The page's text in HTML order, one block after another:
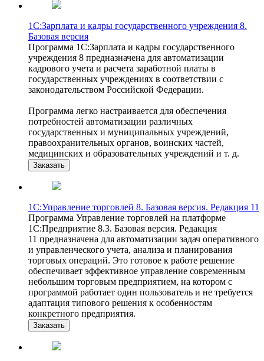
1С:Зарплата и кадры государственного учреждения 8.
Базовая версия
Программа 1С:Зарплата и кадры государственного
учреждения 8 предназначена для автоматизации
кадрового учета и расчета заработной платы в
государственных учреждениях в соответствии с
законодательством Российской Федерации.
Программа легко настраивается для обеспечения
потребностей автоматизации различных
государственных и муниципальных учреждений,
правоохранительных органов, воинских частей,
медицинских и образовательных учреждений и т. д.
Заказать
1С:Управление торговлей 8. Базовая версия. Редакция 11
Программа Управление торговлей на платформе
1С:Предприятие 8.3. Базовая версия. Редакция
11 предназначена для автоматизации задач оперативного
и управленческого учета, анализа и планирования
торговых операций. Это готовое к работе решение
обеспечивает эффективное управление современным
небольшим торговым предприятием, на котором с
программой работает один пользователь и не требуется
адаптация типового решения к особенностям
конкретного предприятия.
Заказать